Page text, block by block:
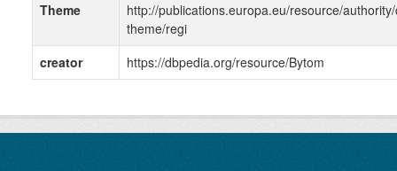
Theme
http://publications.europa.eu/resource/
theme/regi
creator
https://dbpedia.org/resource/Bytom